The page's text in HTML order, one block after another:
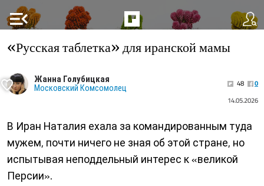
menu_open
«Русская таблетка» для иранской мамы
Жанна Голубицкая
Московский Комсомолец 48
0
14.05.2026
В Иран Наталия ехала за командированным туда
мужем, почти ничего не зная об этой стране, но
испытывая неподдельный интерес к «великой
Персии».